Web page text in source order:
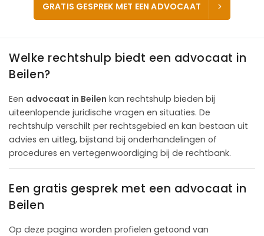
GRATIS GESPREK MET EEN ADVOCAAT
Welke rechtshulp biedt een advocaat in
Beilen?
Een advocaat in Beilen kan rechtshulp bieden bij
uiteenlopende juridische vragen en situaties. De
rechtshulp verschilt per rechtsgebied en kan bestaan uit
advies en uitleg, bijstand bij onderhandelingen of
procedures en vertegenwoordiging bij de rechtbank.
Een gratis gesprek met een advocaat in
Beilen
Op deze pagina worden profielen getoond van